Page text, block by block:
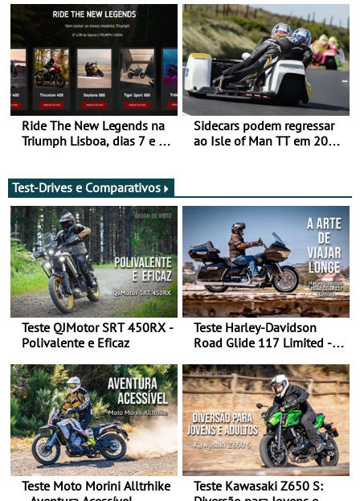
ganhar
Ride The New Legends na
Triumph Lisboa, dias 7 e 8
Sidecars podem regressar
ao Isle of Man TT em 2027
Test-Drives e Comparativos
Teste QJMotor SRT 450RX -
Polivalente e Eficaz
Teste Harley-Davidson
Road Glide 117 Limited - A
Teste Moto Morini Alltrhike
Teste Kawasaki Z650 S: